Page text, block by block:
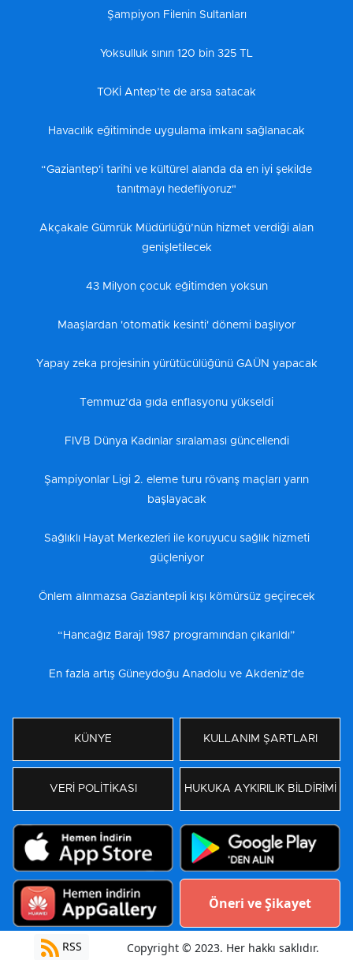
Şampiyon Filenin Sultanları
Yoksulluk sınırı 120 bin 325 TL
TOKİ Antep’te de arsa satacak
Havacılık eğitiminde uygulama imkanı sağlanacak
“Gaziantep'i tarihi ve kültürel alanda da en iyi şekilde
tanıtmayı hedefliyoruz"
Akçakale Gümrük Müdürlüğü’nün hizmet verdiği alan
genişletilecek
43 Milyon çocuk eğitimden yoksun
Maaşlardan 'otomatik kesinti' dönemi başlıyor
Yapay zeka projesinin yürütücülüğünü GAÜN yapacak
Temmuz’da gıda enflasyonu yükseldi
FIVB Dünya Kadınlar sıralaması güncellendi
Şampiyonlar Ligi 2. eleme turu rövanş maçları yarın
başlayacak
Sağlıklı Hayat Merkezleri ile koruyucu sağlık hizmeti
güçleniyor
Önlem alınmazsa Gaziantepli kışı kömürsüz geçirecek
“Hancağız Barajı 1987 programından çıkarıldı”
En fazla artış Güneydoğu Anadolu ve Akdeniz’de
KÜNYE KULLANIM ŞARTLARI
VERİ POLİTİKASI HUKUKA AYKIRILIK BİLDİRİMİ
Öneri ve Şikayet
RSS Copyright © 2023. Her hakkı saklıdır.